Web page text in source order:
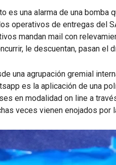
es una alarma de una bomba
operativos de entregas del
mandan mail con
le descuentan, pasan el
una agrupación gremial
es la aplicación de una
en modalidad on line a
veces vienen enojados por